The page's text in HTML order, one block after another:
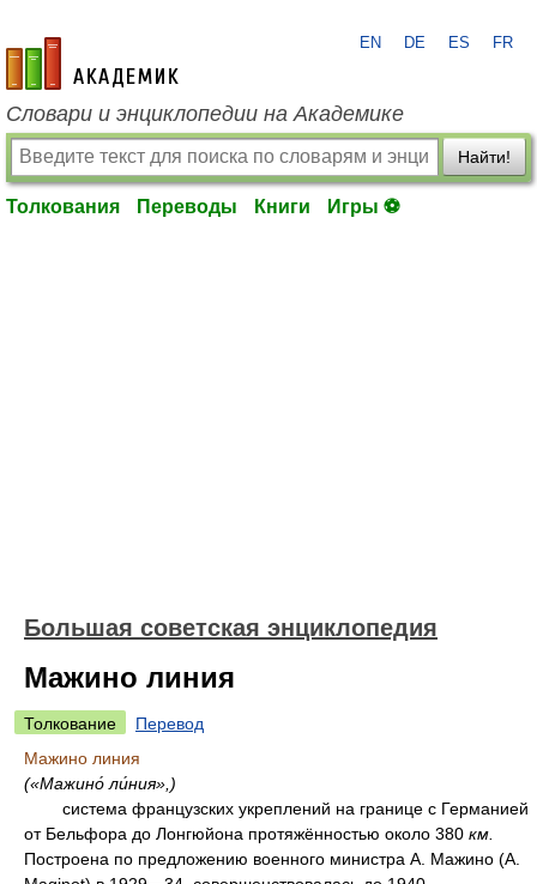
academic.ru
EN DE ES FR
Словари и энциклопедии на Академике
Найти!
Толкования Переводы Книги Игры ⚽
Большая советская энциклопедия
Мажино линия
Толкование
Перевод
Мажино линия
(«Мажино́ ли́ния»,)
система французских укреплений на границе с Германией
от Бельфора до Лонгюйона протяжённостью около 380 км.
Построена по предложению военного министра А. Мажино (A.